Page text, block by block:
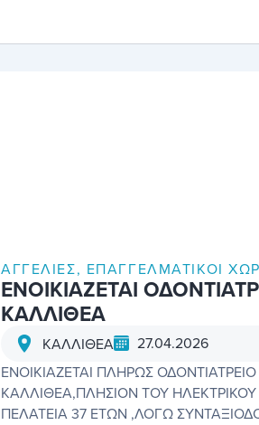
ΑΓΓΕΛΊΕΣ, ΕΠΑΓΓΕΛΜΑΤΙΚΟΊ
ΕΝΟΙΚΙΑΖΕΤΑΙ
ΚΑΛΛΙΘΕΑ
ΚΑΛΛΙΘΕΑ
27.04.2026
ΕΝΟΙΚΙΑΖΕΤΑΙ ΠΛΗΡΩΣ
ΚΑΛΛΙΘΕΑ,ΠΛΗΣΙΟΝ ΤΟΥ
ΠΕΛΑΤΕΙΑ 37 ΕΤΩΝ ,ΛΟΓΩ